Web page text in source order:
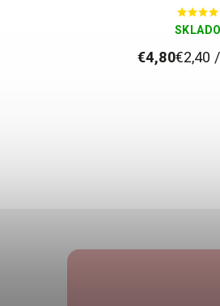
€4,80€2,40